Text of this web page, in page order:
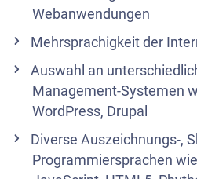
Webanwendungen
Mehrsprachigkeit der
Auswahl an
Management-Systemen
WordPress, Drupal
Diverse Auszeichnungs-,
Programmiersprachen